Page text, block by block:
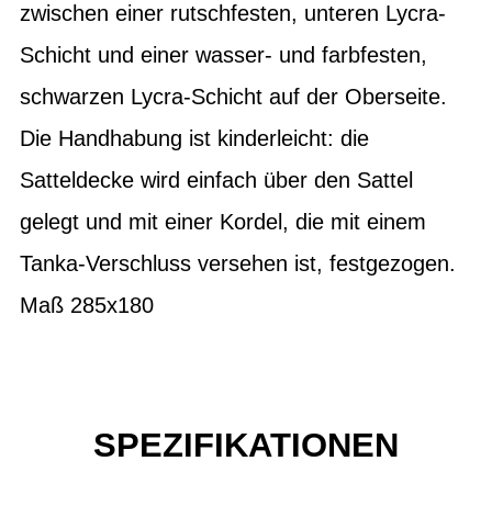
zwischen einer rutschfesten, unteren Lycra-
Schicht und einer wasser- und farbfesten,
schwarzen Lycra-Schicht auf der Oberseite.
Die Handhabung ist kinderleicht: die
Satteldecke wird einfach über den Sattel
gelegt und mit einer Kordel, die mit einem
Tanka-Verschluss versehen ist, festgezogen.
Maß 285x180
SPEZIFIKATIONEN